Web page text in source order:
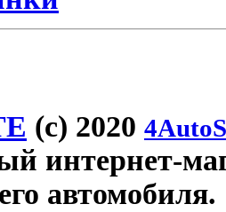
(c) 2020
интернет-
автомобиля.